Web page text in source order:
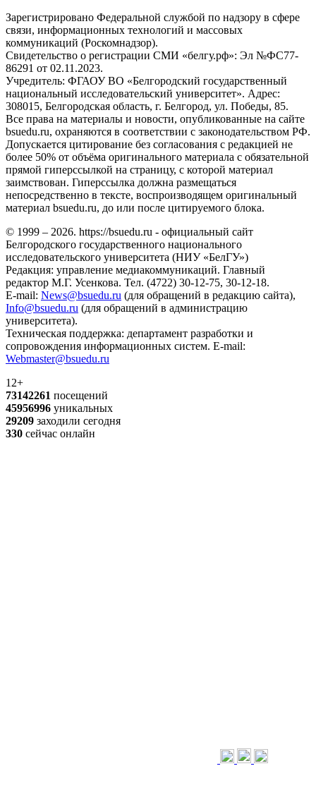
Зарегистрировано Федеральной службой по надзору в сфере
связи, информационных технологий и массовых
коммуникаций (Роскомнадзор).
Свидетельство о регистрации СМИ «белгу.рф»: Эл №ФС77-
86291 от 02.11.2023.
Учредитель: ФГАОУ ВО «Белгородский государственный
национальный исследовательский университет». Адрес:
308015, Белгородская область, г. Белгород, ул. Победы, 85.
Все права на материалы и новости, опубликованные на сайте
bsuedu.ru, охраняются в соответствии с законодательством РФ.
Допускается цитирование без согласования с редакцией не
более 50% от объёма оригинального материала с обязательной
прямой гиперссылкой на страницу, с которой материал
заимствован. Гиперссылка должна размещаться
непосредственно в тексте, воспроизводящем оригинальный
материал bsuedu.ru, до или после цитируемого блока.
© 1999 – 2026. https://bsuedu.ru - официальный сайт
Белгородского государственного национального
исследовательского университета (НИУ «БелГУ»)
Редакция: управление медиакоммуникаций. Главный
редактор М.Г. Усенкова. Тел. (4722) 30-12-75, 30-12-18.
E-mail: News@bsuedu.ru (для обращений в редакцию сайта),
Info@bsuedu.ru (для обращений в администрацию
университета).
Техническая поддержка: департамент разработки и
сопровождения информационных систем. E-mail:
Webmaster@bsuedu.ru
12+
73142261 посещений
45956996 уникальных
29209 заходили сегодня
330 сейчас онлайн